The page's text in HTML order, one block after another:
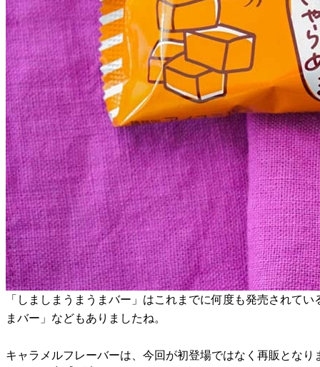
「しましまうまうまバー」はこれまでに何度も発売されて
まバー」などもありましたね。
キャラメルフレーバーは、今回が初登場ではなく再販とな